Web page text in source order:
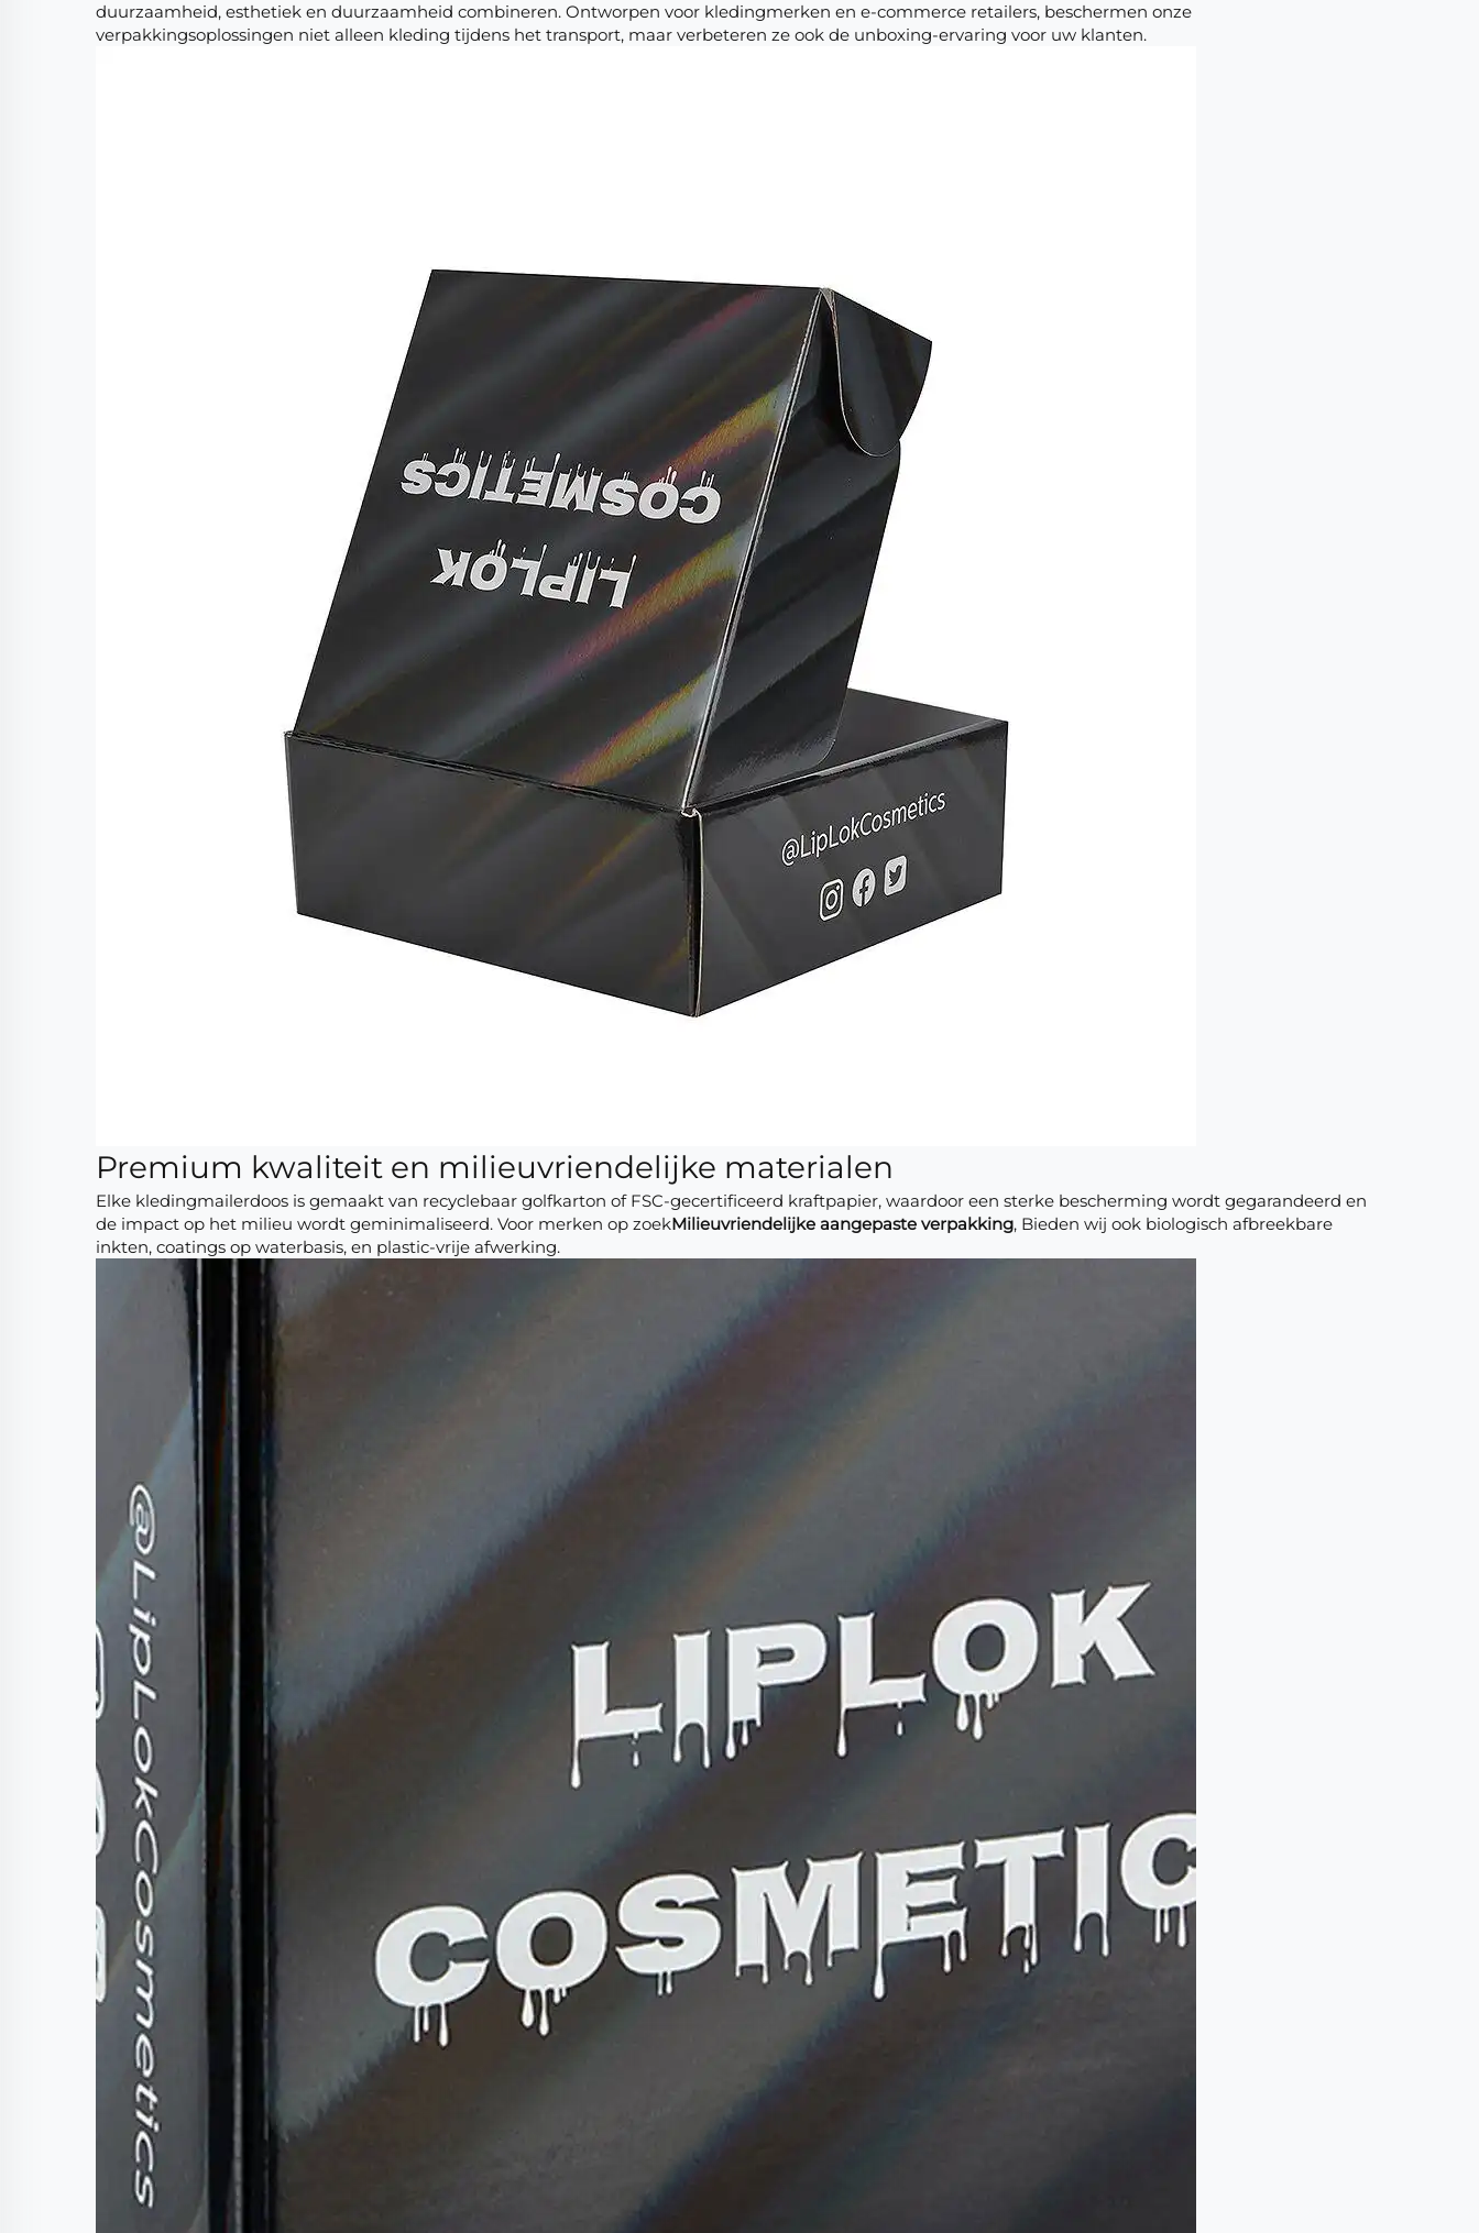
duurzaamheid, esthetiek en duurzaamheid combineren. Ontworpen voor kledingmerken en e-commerce retailers, beschermen onze
verpakkingsoplossingen niet alleen kleding tijdens het transport, maar verbeteren ze ook de unboxing-ervaring voor uw klanten.
Premium kwaliteit en milieuvriendelijke materialen
Elke kledingmailerdoos is gemaakt van recyclebaar golfkarton of FSC-gecertificeerd kraftpapier, waardoor een sterke bescherming wordt gegarandeerd en
de impact op het milieu wordt geminimaliseerd. Voor merken op zoekMilieuvriendelijke aangepaste verpakking, Bieden wij ook biologisch afbreekbare
inkten, coatings op waterbasis, en plastic-vrije afwerking.